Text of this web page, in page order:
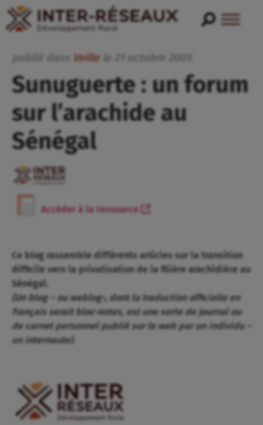
publié dans Veille le octobre
Sunuguerte : un forum
sur l’arachide au
Sénégal
Accéder à la ressource
Ce blog rassemble différents articles sur la transition
difficile vers la privatisation de la filière arachidière au
Sénégal.
(Un blog – ou weblog-, dont la traduction officielle en
français serait bloc-notes, est une sorte de journal ou
de carnet personnel publié sur le web par un individu –
un internaute).